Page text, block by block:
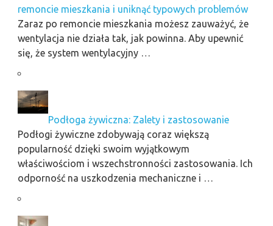
remoncie mieszkania i uniknąć typowych problemów
Zaraz po remoncie mieszkania możesz zauważyć, że
wentylacja nie działa tak, jak powinna. Aby upewnić
się, że system wentylacyjny …
Podłoga żywiczna: Zalety i zastosowanie
Podłogi żywiczne zdobywają coraz większą
popularność dzięki swoim wyjątkowym
właściwościom i wszechstronności zastosowania. Ich
odporność na uszkodzenia mechaniczne i …